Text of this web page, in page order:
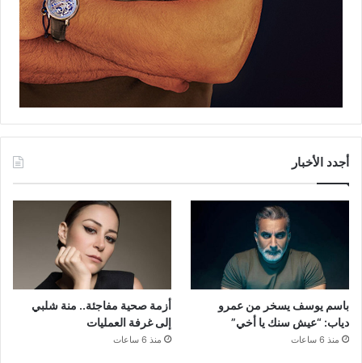
أجدد الأخبار
باسم يوسف يسخر من عمرو
دياب: “عيش سنك يا أخي”
منذ 6 ساعات
أزمة صحية مفاجئة.. منة شلبي
إلى غرفة العمليات
منذ 6 ساعات